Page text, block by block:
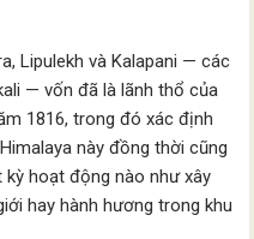
Lipulekh và Kalapani — các
— vốn đã là lãnh thổ của
1816, trong đó xác định
này đồng thời cũng
hoạt động nào như xây
hay hành hương trong khu